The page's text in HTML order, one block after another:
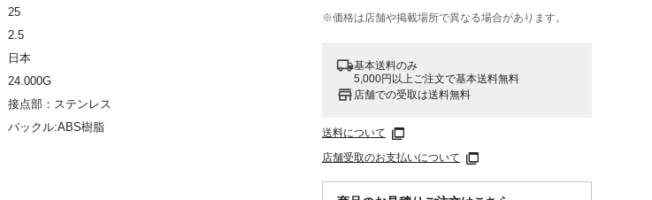
※価格は​店舗や​掲載場所で​異なる​場合が​あります。
基本送料のみ
5,000円以上ご注文で基本送料無料
店舗での受取は送料無料
送料について
店舗受取のお支払いについて
25
2.5
日本
24.000G
接点部：ステンレス
バックル:ABS樹脂